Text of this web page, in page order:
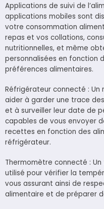
Applications de suivi de
applications mobiles sont
votre consommation
repas et vos collations,
nutritionnelles, et même
personnalisées en fonction
préférences alimentaires.
Réfrigérateur connecté :
aider à garder une trace
et à surveiller leur date de
capables de vous envoyer
recettes en fonction des
réfrigérateur.
Thermomètre connecté :
utilisé pour vérifier la
vous assurant ainsi de
alimentaire et de préparer